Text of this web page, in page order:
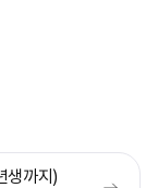
생까지)